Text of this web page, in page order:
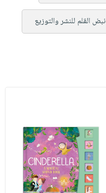
نبض القلم للنشر والتوزيع